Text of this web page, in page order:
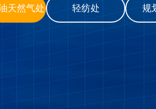
天然气处 轻纺处 规